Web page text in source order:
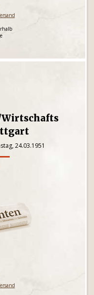
Wirtschafts
24.03.1951